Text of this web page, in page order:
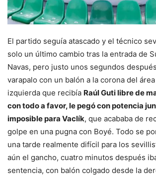
El partido seguía atascado y el técnico
solo un último cambio tras la entrada de
Navas, pero justo unos segundos
varapalo con un balón a la corona del
izquierda que recibía Raúl Guti libre de
con todo a favor, le pegó con potencia
imposible para Vaclík, que acababa de
golpe en una pugna con Boyé. Todo se
una tarde realmente difícil para los
aún el gancho, cuatro minutos después
sentencia, con balón colgado desde la